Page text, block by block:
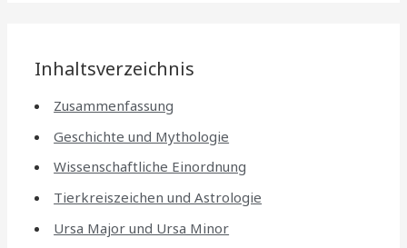
Inhaltsverzeichnis
Zusammenfassung
Geschichte und Mythologie
Wissenschaftliche Einordnung
Tierkreiszeichen und Astrologie
Ursa Major und Ursa Minor